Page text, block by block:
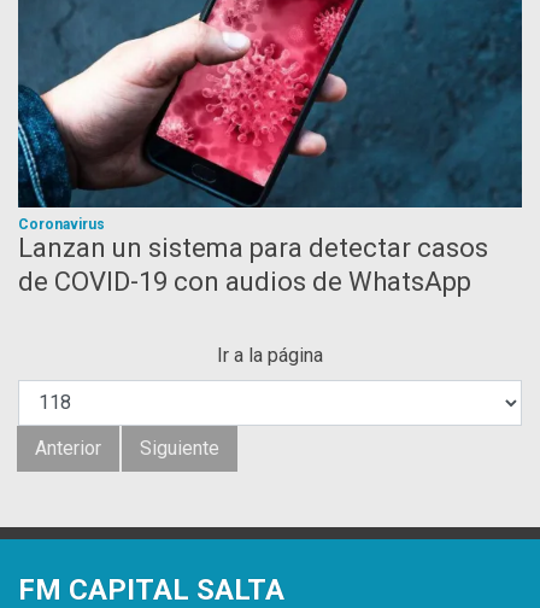
Coronavirus
Lanzan un sistema para detectar casos
de COVID-19 con audios de WhatsApp
Ir a la página
Anterior Siguiente
FM CAPITAL SALTA